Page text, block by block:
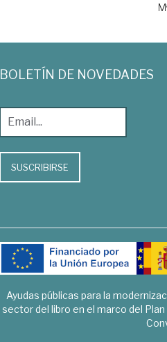
BOLETÍN DE NOVEDADES
SUSCRIBIRSE
Ayudas públicas para la
sector del libro en el marco del